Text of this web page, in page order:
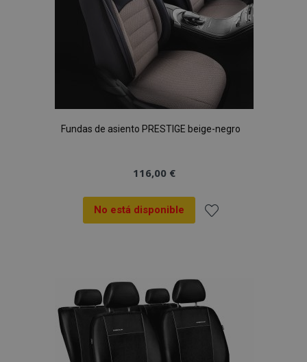
Fundas de asiento PRESTIGE beige-negro
116,00 €
No está disponible
Lista
de
Deseos